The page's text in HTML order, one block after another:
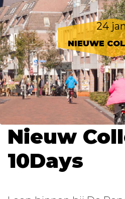
24
NIEUWE
Nieuw
10Days